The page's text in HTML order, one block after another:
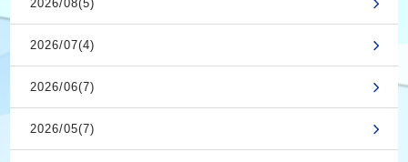
2026/08(5)
2026/07(4)
2026/06(7)
2026/05(7)